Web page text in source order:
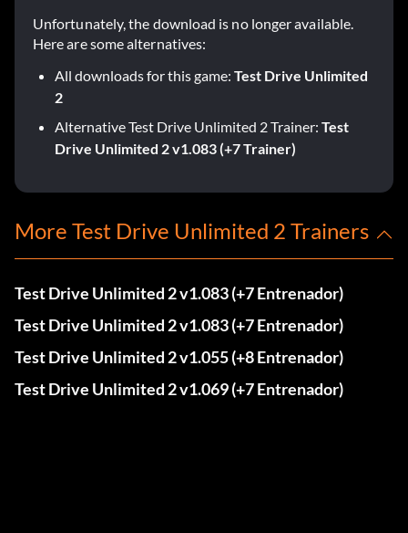
Unfortunately, the download is no longer available.
Here are some alternatives:
All downloads for this game: Test Drive Unlimited
2
Alternative Test Drive Unlimited 2 Trainer: Test
Drive Unlimited 2 v1.083 (+7 Trainer)
More Test Drive Unlimited 2 Trainers
Test Drive Unlimited 2 v1.083 (+7 Entrenador)
Test Drive Unlimited 2 v1.083 (+7 Entrenador)
Test Drive Unlimited 2 v1.055 (+8 Entrenador)
Test Drive Unlimited 2 v1.069 (+7 Entrenador)